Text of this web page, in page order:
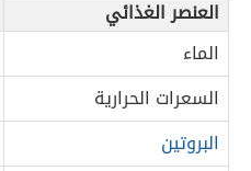
العنصر الغذائي
الماء
السعرات الحرارية
البروتين